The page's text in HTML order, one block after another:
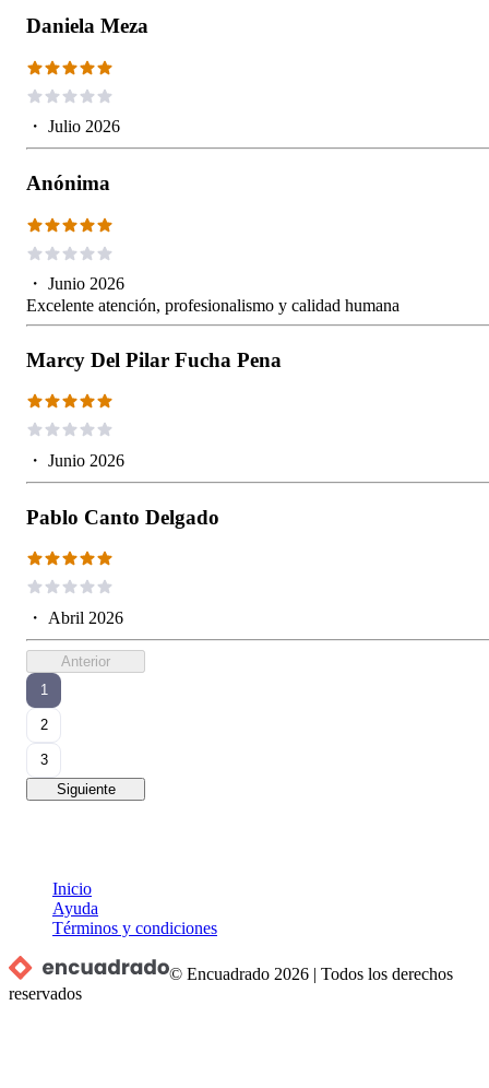
Daniela Meza
・ Julio 2026
Anónima
・ Junio 2026
Excelente atención, profesionalismo y calidad humana
Marcy Del Pilar Fucha Pena
・ Junio 2026
Pablo Canto Delgado
・ Abril 2026
Anterior
1
2
3
Siguiente
Inicio
Ayuda
Términos y condiciones
© Encuadrado 2026 |Todos los derechos
reservados